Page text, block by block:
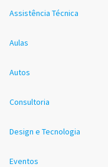
Assistência Técnica
Aulas
Autos
Consultoria
Design e Tecnologia
Eventos